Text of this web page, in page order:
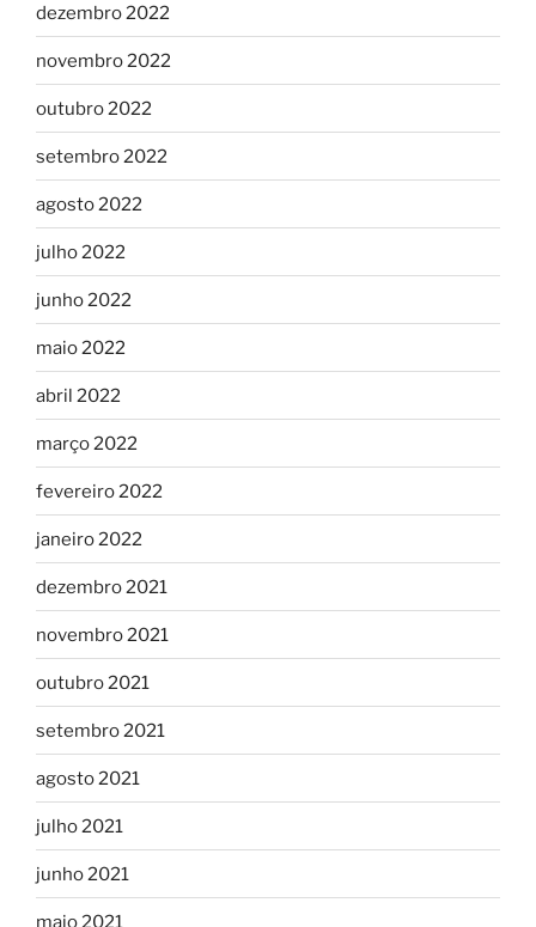
dezembro 2022
novembro 2022
outubro 2022
setembro 2022
agosto 2022
julho 2022
junho 2022
maio 2022
abril 2022
março 2022
fevereiro 2022
janeiro 2022
dezembro 2021
novembro 2021
outubro 2021
setembro 2021
agosto 2021
julho 2021
junho 2021
maio 2021